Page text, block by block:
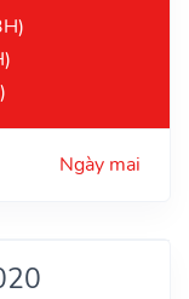
Ngày mai